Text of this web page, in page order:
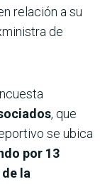
relación a su
de
, que
se ubica
por 13
la